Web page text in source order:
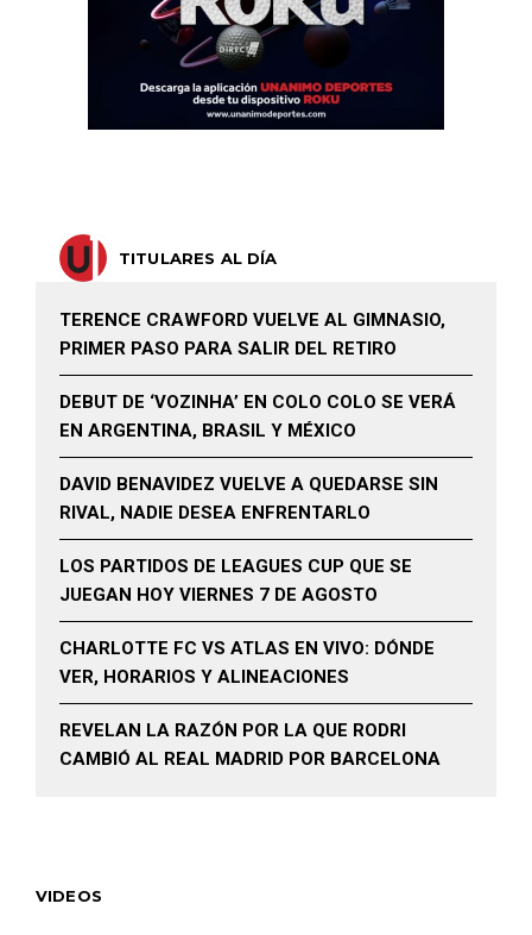
TITULARES AL DÍA
TERENCE CRAWFORD VUELVE AL GIMNASIO,
PRIMER PASO PARA SALIR DEL RETIRO
DEBUT DE ‘VOZINHA’ EN COLO COLO SE VERÁ
EN ARGENTINA, BRASIL Y MÉXICO
DAVID BENAVIDEZ VUELVE A QUEDARSE SIN
RIVAL, NADIE DESEA ENFRENTARLO
LOS PARTIDOS DE LEAGUES CUP QUE SE
JUEGAN HOY VIERNES 7 DE AGOSTO
CHARLOTTE FC VS ATLAS EN VIVO: DÓNDE
VER, HORARIOS Y ALINEACIONES
REVELAN LA RAZÓN POR LA QUE RODRI
CAMBIÓ AL REAL MADRID POR BARCELONA
VIDEOS